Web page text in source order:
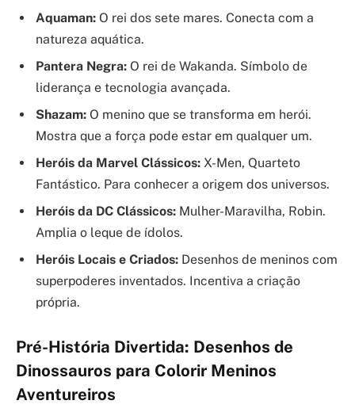
Aquaman: O rei dos sete mares. Conecta com a
natureza aquática.
Pantera Negra: O rei de Wakanda. Símbolo de
liderança e tecnologia avançada.
Shazam: O menino que se transforma em herói.
Mostra que a força pode estar em qualquer um.
Heróis da Marvel Clássicos: X-Men, Quarteto
Fantástico. Para conhecer a origem dos universos.
Heróis da DC Clássicos: Mulher-Maravilha, Robin.
Amplia o leque de ídolos.
Heróis Locais e Criados: Desenhos de meninos com
superpoderes inventados. Incentiva a criação
própria.
Pré-História Divertida: Desenhos de
Dinossauros para Colorir Meninos
Aventureiros